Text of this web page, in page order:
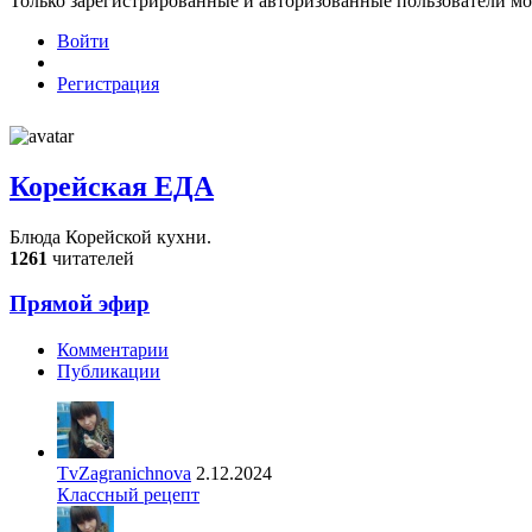
Войти
Регистрация
Корейская ЕДА
Блюда Корейской кухни.
1261 читателей
Прямой эфир
Комментарии
Публикации
TvZagranichnova 2.12.2024
Классный рецепт